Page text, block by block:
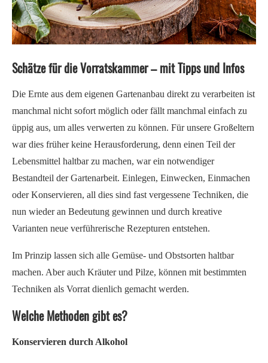
Schätze für die Vorratskammer – mit Tipps und Infos
Die Ernte aus dem eigenen Gartenanbau direkt zu verarbeiten ist
manchmal nicht sofort möglich oder fällt manchmal einfach zu
üppig aus, um alles verwerten zu können. Für unsere Großeltern
war dies früher keine Herausforderung, denn einen Teil der
Lebensmittel haltbar zu machen, war ein notwendiger
Bestandteil der Gartenarbeit. Einlegen, Einwecken, Einmachen
oder Konservieren, all dies sind fast vergessene Techniken, die
nun wieder an Bedeutung gewinnen und durch kreative
Varianten neue verführerische Rezepturen entstehen.
Im Prinzip lassen sich alle Gemüse- und Obstsorten haltbar
machen. Aber auch Kräuter und Pilze, können mit bestimmten
Techniken als Vorrat dienlich gemacht werden.
Welche Methoden gibt es?
Konservieren durch Alkohol